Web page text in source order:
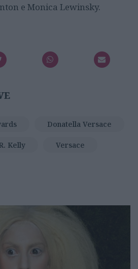
e Monica Lewinsky.
Donatella Versace
Kelly Versace